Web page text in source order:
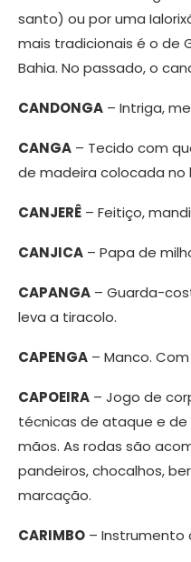
santo) ou por uma
mais tradicionais é o de
Bahia. No passado, o
CANDONGA – Intriga,
CANGA – Tecido com
de madeira colocada no
CANJERÊ – Feitiço,
CANJICA – Papa de
CAPANGA – Guarda-
leva a tiracolo.
CAPENGA – Manco.
CAPOEIRA – Jogo de
técnicas de ataque e
mãos. As rodas são
pandeiros, chocalhos,
marcação.
CARIMBO – Instrumento